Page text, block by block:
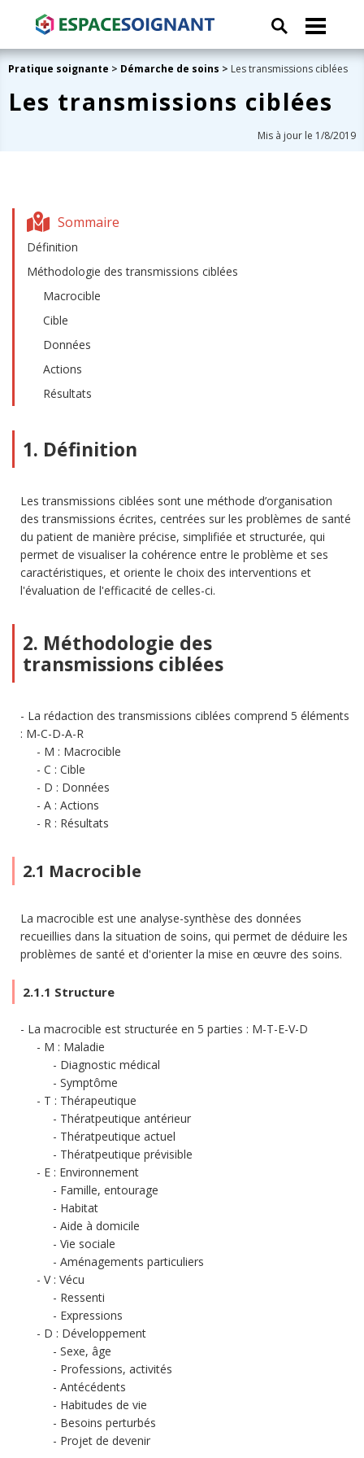
Pratique soignante > Démarche de soins > Les transmissions ciblées
Les transmissions ciblées
Mis à jour le 1/8/2019
Sommaire
Définition
Méthodologie des transmissions ciblées
Macrocible
Cible
Données
Actions
Résultats
1. Définition
Les transmissions ciblées sont une méthode d’organisation
des transmissions écrites, centrées sur les problèmes de santé
du patient de manière précise, simplifiée et structurée, qui
permet de visualiser la cohérence entre le problème et ses
caractéristiques, et oriente le choix des interventions et
l'évaluation de l'efficacité de celles-ci.
2. Méthodologie des
transmissions ciblées
La rédaction des transmissions ciblées comprend 5 éléments
: M-C-D-A-R
M : Macrocible
C : Cible
D : Données
A : Actions
R : Résultats
2.1 Macrocible
La macrocible est une analyse-synthèse des données
recueillies dans la situation de soins, qui permet de déduire les
problèmes de santé et d'orienter la mise en œuvre des soins.
2.1.1 Structure
La macrocible est structurée en 5 parties : M-T-E-V-D
M : Maladie
Diagnostic médical
Symptôme
T : Thérapeutique
Thératpeutique antérieur
Thératpeutique actuel
Thératpeutique prévisible
E : Environnement
Famille, entourage
Habitat
Aide à domicile
Vie sociale
Aménagements particuliers
V : Vécu
Ressenti
Expressions
D : Développement
Sexe, âge
Professions, activités
Antécédents
Habitudes de vie
Besoins perturbés
Projet de devenir